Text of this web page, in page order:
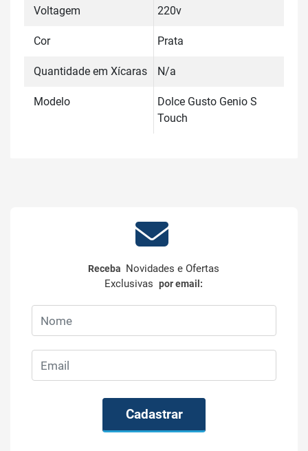
Voltagem 220v
Cor Prata
Quantidade em Xícaras N/a
Modelo
Dolce Gusto Genio S
Touch
Receba Novidades e Ofertas
Exclusivaspor email:
Cadastrar